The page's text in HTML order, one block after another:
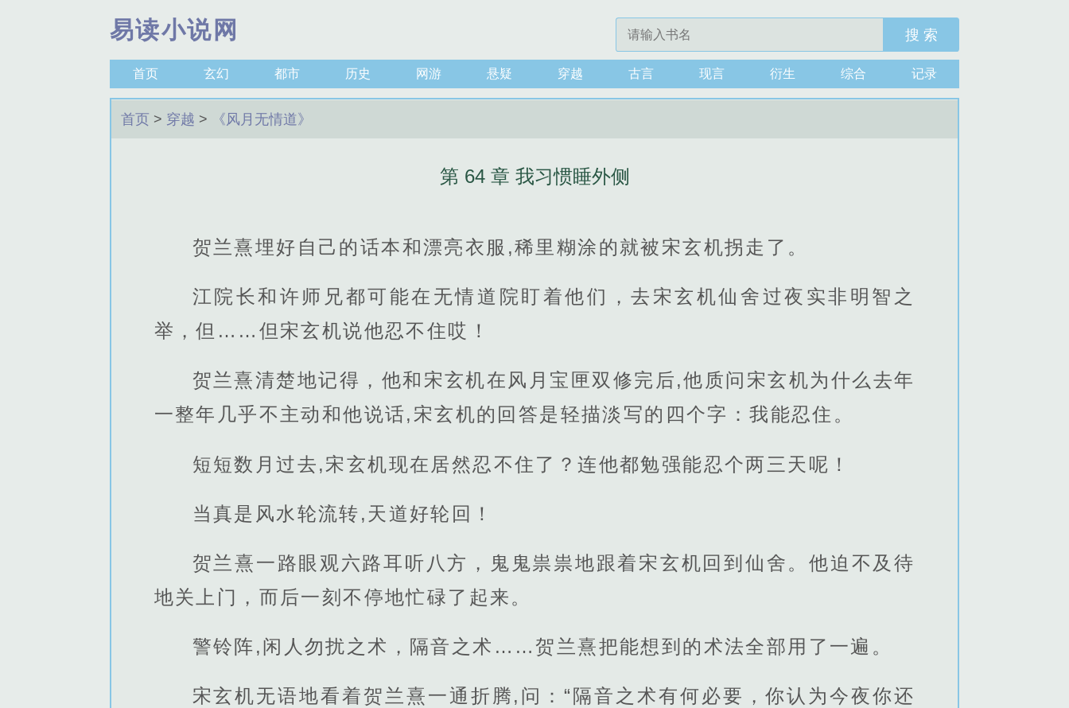
易读小说网 搜 索
首页 玄幻 都市 历史 网游 悬疑 穿越 古言 现言 衍生 综合 记录
首页 > 穿越 > 《风月无情道》
第 64 章 我习惯睡外侧
贺兰熹埋好自己的话本和漂亮衣服,稀里糊涂的就被宋玄机拐走了。
江院长和许师兄都可能在无情道院盯着他们，去宋玄机仙舍过夜实非明智之
举，但……但宋玄机说他忍不住哎！
贺兰熹清楚地记得，他和宋玄机在风月宝匣双修完后,他质问宋玄机为什么去年
一整年几乎不主动和他说话,宋玄机的回答是轻描淡写的四个字：我能忍住。
短短数月过去,宋玄机现在居然忍不住了？连他都勉强能忍个两三天呢！
当真是风水轮流转,天道好轮回！
贺兰熹一路眼观六路耳听八方，鬼鬼祟祟地跟着宋玄机回到仙舍。他迫不及待
地关上门，而后一刻不停地忙碌了起来。
警铃阵,闲人勿扰之术，隔音之术……贺兰熹把能想到的术法全部用了一遍。
宋玄机无语地看着贺兰熹一通折腾,问：“隔音之术有何必要，你认为今夜你还